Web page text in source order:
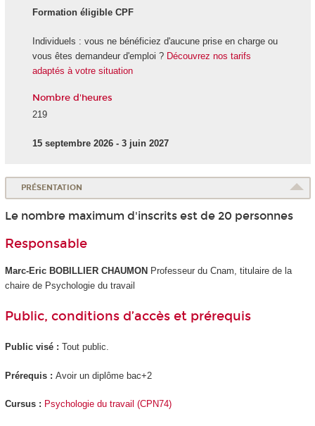
Formation éligible CPF
Individuels : vous ne bénéficiez d'aucune prise en charge ou
vous êtes demandeur d'emploi ? Découvrez nos tarifs
adaptés à votre situation
Nombre d'heures
219
15 septembre 2026 - 3 juin 2027
PRÉSENTATION
Le nombre maximum d'inscrits est de 20 personnes
Responsable
Marc-Eric BOBILLIER CHAUMON Professeur du Cnam, titulaire de la
chaire de Psychologie du travail
Public, conditions d’accès et prérequis
Public visé : Tout public.
Prérequis : Avoir un diplôme bac+2
Cursus : Psychologie du travail (CPN74)